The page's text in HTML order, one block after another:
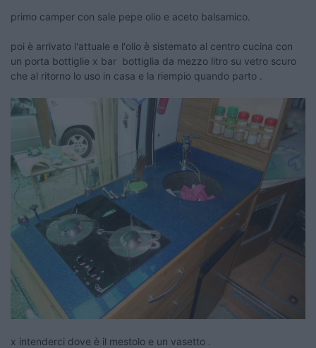
primo camper con sale pepe olio e aceto balsamico.
poi è arrivato l'attuale e l'olio è sistemato al centro cucina con
un porta bottiglie x bar bottiglia da mezzo litro su vetro scuro
che al ritorno lo uso in casa e la riempio quando parto .
x intenderci dove è il mestolo e un vasetto .